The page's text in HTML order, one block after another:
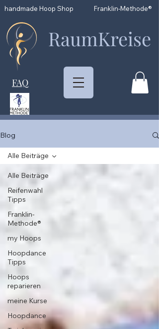
handmade Hoop Shop Franklin-Methode®
FAQ
RaumKreise
Blog
Alle Beiträge
Reifenwahl
Tipps
Franklin-
Methode®
my Hoops
Hoopdance
Tipps
Hoops
reparieren
meine Kurse
Hoopdance
Alle Beiträge